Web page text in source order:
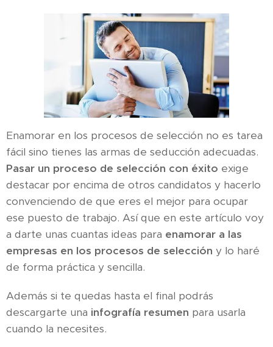
Enamorar en los procesos de selección no es tarea
fácil sino tienes las armas de seducción adecuadas.
Pasar un proceso de selección con éxito exige
destacar por encima de otros candidatos y hacerlo
convenciendo de que eres el mejor para ocupar
ese puesto de trabajo. Así que en este artículo voy
a darte unas cuantas ideas para enamorar a las
empresas en los procesos de selección y lo haré
de forma práctica y sencilla.
Además si te quedas hasta el final podrás
descargarte una infografía resumen para usarla
cuando la necesites.